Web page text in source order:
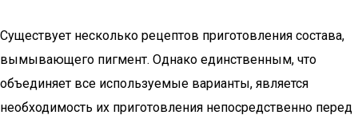
Существует несколько рецептов приготовления состава,
вымывающего пигмент. Однако единственным, что
объединяет все используемые варианты, является
необходимость их приготовления непосредственно перед